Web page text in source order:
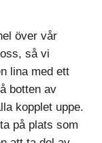
över vår
så vi
lina med ett
botten av
kopplet uppe.
på plats som